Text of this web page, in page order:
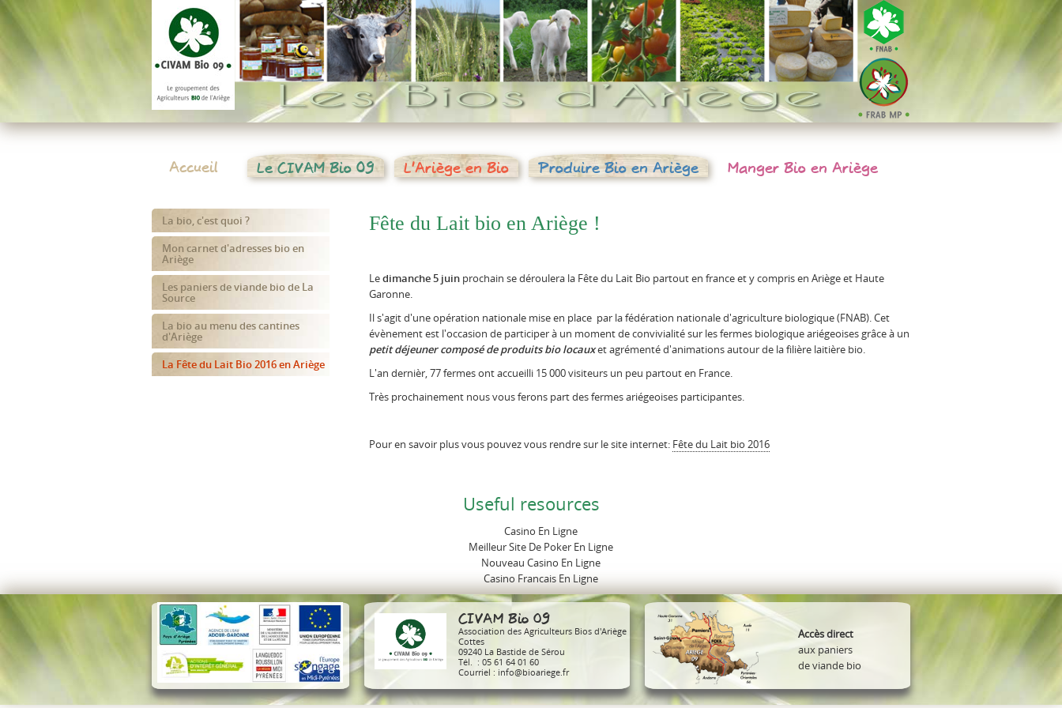
Accueil Le CIVAM Bio 09 L'Ariège en Bio Produire Bio en Ariège Manger Bio en Ariège
La bio, c'est quoi ?
Mon carnet d'adresses bio en
Ariège
Les paniers de viande bio de La
Source
La bio au menu des cantines
d'Ariège
La Fête du Lait Bio 2016 en Ariège
Fête du Lait bio en Ariège !
Ledimanche 5 juin prochain se déroulera la Fête du Lait Bio partout en france et y compris en Ariège et Haute
Garonne.
Il s'agit d'une opération nationale mise en place par la fédération nationale d'agriculture biologique (FNAB). Cet
évènement est l'occasion de participer à un moment de convivialité sur les fermes biologique ariégeoises grâce à un
petit déjeuner composé de produits bio locauxet agrémenté d'animations autour de la filière laitière bio.
L'an dernièr, 77 fermes ont accueilli 15 000 visiteurs un peu partout en France.
Très prochainement nous vous ferons part des fermes ariégeoises participantes.
Pour en savoir plus vous pouvez vous rendre sur le site internet: Fête du Lait bio 2016
Useful resources
Casino En Ligne
Meilleur Site De Poker En Ligne
Nouveau Casino En Ligne
Casino Francais En Ligne
CIVAM Bio 09
Association des Agriculteurs Bios d'Ariège
Cottes
09240 La Bastide de Sérou
Tél. : 05 61 64 01 60
Courriel : info@bioariege.fr
Accès direct
aux paniers
de viande bio